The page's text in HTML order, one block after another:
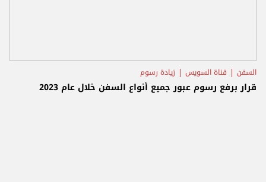
السفن قناة السويس زيادة رسوم
قرار برفع رسوم عبور جميع أنواع السفن خلال عام 2023